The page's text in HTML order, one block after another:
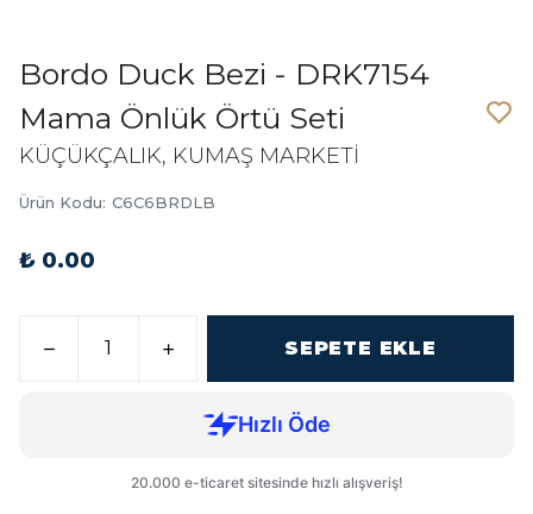
Bordo Duck Bezi - DRK7154
Mama Önlük Örtü Seti
KÜÇÜKÇALIK, KUMAŞ MARKETİ
Ürün Kodu: C6C6BRDLB
₺ 0.00
SEPETE EKLE